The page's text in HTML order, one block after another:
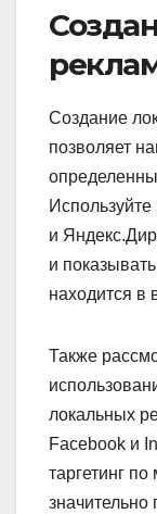
Создание
позволяет
и
и
находится в
Также
локальных
Facebook и
таргетинг